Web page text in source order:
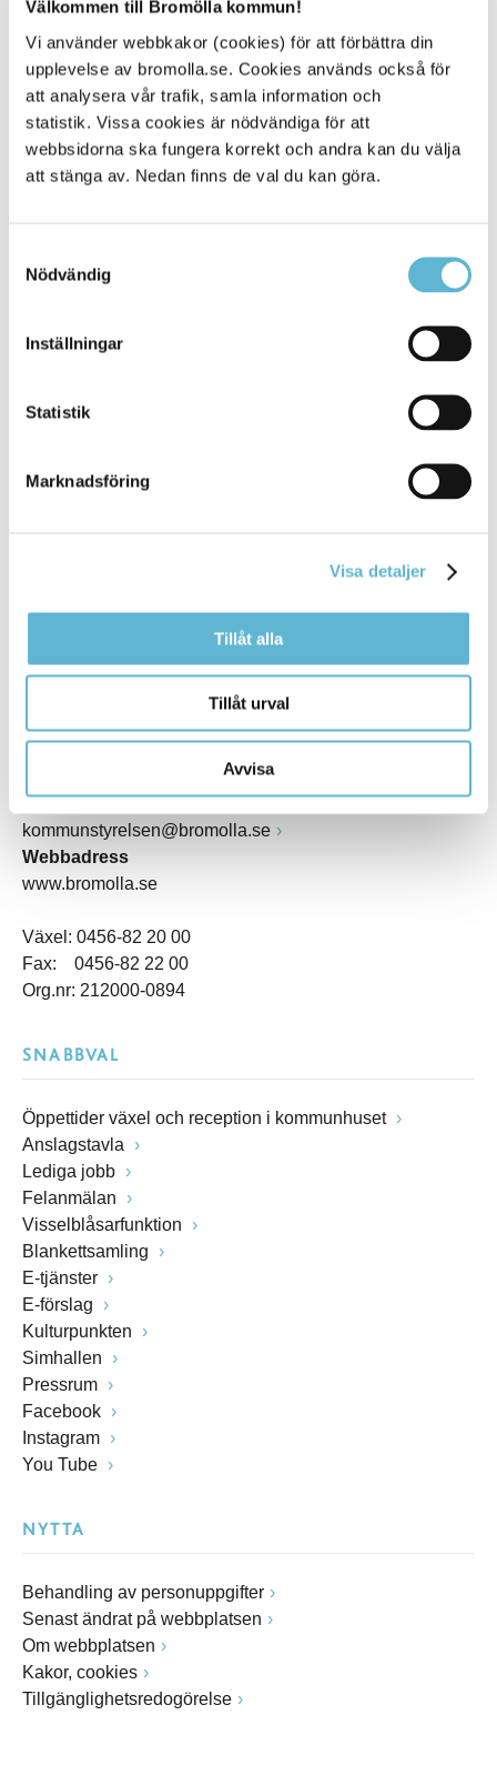
Välkommen till Bromölla kommun!
Vi använder webbkakor (cookies) för att förbättra din
upplevelse av bromolla.se. Cookies används också för
att analysera vår trafik, samla information och
statistik. Vissa cookies är nödvändiga för att
webbsidorna ska fungera korrekt och andra kan du välja
att stänga av. Nedan finns de val du kan göra.
Nödvändig
Inställningar
Statistik
Marknadsföring
Visa detaljer
Tillåt alla
Tillåt urval
Avvisa
Enhetschef
Sara Falk
Kommunhuset, Storgatan 48
Postadress
E-post
kommunstyrelsen@bromolla.se
Webbadress
www.bromolla.se
Växel: 0456-82 20 00
Fax: 0456-82 22 00
Org.nr: 212000-0894
SNABBVAL
Öppettider växel och reception i kommunhuset
Anslagstavla
Lediga jobb
Felanmälan
Visselblåsarfunktion
Blankettsamling
E-tjänster
E-förslag
Kulturpunkten
Simhallen
Pressrum
Facebook
Instagram
You Tube
NYTTA
Behandling av personuppgifter
Senast ändrat på webbplatsen
Om webbplatsen
Kakor, cookies
Tillgänglighetsredogörelse